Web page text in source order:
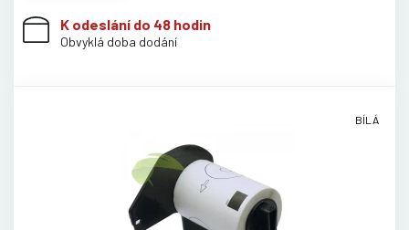
K odeslání do 48 hodin
Obvyklá doba dodání
BÍLÁ